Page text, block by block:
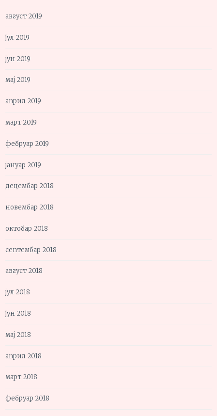
август 2019
јул 2019
јун 2019
мај 2019
април 2019
март 2019
фебруар 2019
јануар 2019
децембар 2018
новембар 2018
октобар 2018
септембар 2018
август 2018
јул 2018
јун 2018
мај 2018
април 2018
март 2018
фебруар 2018